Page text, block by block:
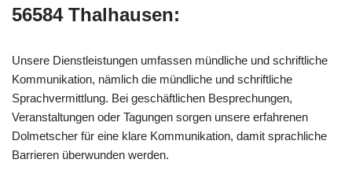
56584 Thalhausen:
Unsere Dienstleistungen umfassen mündliche und schriftliche
Kommunikation, nämlich die mündliche und schriftliche
Sprachvermittlung. Bei geschäftlichen Besprechungen,
Veranstaltungen oder Tagungen sorgen unsere erfahrenen
Dolmetscher für eine klare Kommunikation, damit sprachliche
Barrieren überwunden werden.